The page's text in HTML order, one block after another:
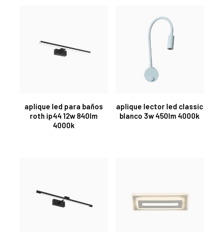
aplique led para baños
roth ip44 12w 840lm
4000k
aplique lector led classic
blanco 3w 450lm 4000k